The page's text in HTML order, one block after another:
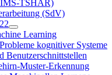
IMS-TSHAR)
(SdV)
Learning
kognitiver Systeme
Benutzerschnittstellen
Muster-Erkennung